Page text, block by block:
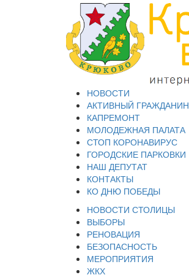
НОВОСТИ
АКТИВНЫЙ ГРАЖДАНИН
КАПРЕМОНТ
МОЛОДЕЖНАЯ ПАЛАТА
СТОП КОРОНАВИРУС
ГОРОДСКИЕ ПАРКОВКИ
НАШ ДЕПУТАТ
КОНТАКТЫ
КО ДНЮ ПОБЕДЫ
НОВОСТИ СТОЛИЦЫ
ВЫБОРЫ
РЕНОВАЦИЯ
БЕЗОПАСНОСТЬ
МЕРОПРИЯТИЯ
ЖКХ